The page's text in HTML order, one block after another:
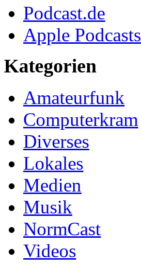
Podcast.de
Apple Podcasts
Kategorien
Amateurfunk
Computerkram
Diverses
Lokales
Medien
Musik
NormCast
Videos